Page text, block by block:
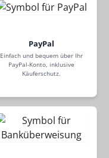
PayPal
Einfach und bequem über Ihr
PayPal-Konto, inklusive
Käuferschutz.